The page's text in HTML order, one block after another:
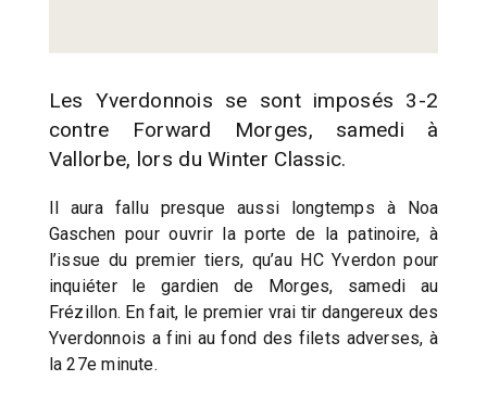
Les Yverdonnois se sont imposés 3-2
contre Forward Morges, samedi à
Vallorbe, lors du Winter Classic.
Il aura fallu presque aussi longtemps à Noa
Gaschen pour ouvrir la porte de la patinoire, à
l’issue du premier tiers, qu’au HC Yverdon pour
inquiéter le gardien de Morges, samedi au
Frézillon. En fait, le premier vrai tir dangereux des
Yverdonnois a fini au fond des filets adverses, à
la 27e minute.